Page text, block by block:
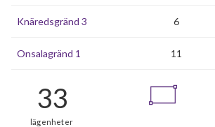
Knäredsgränd 3 6
Onsalagränd 1 11